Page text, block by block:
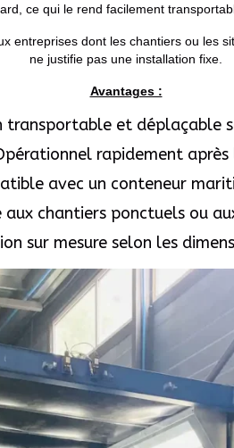
ce qui le rend facilement
entreprises dont les chantiers ou les
ne justifie pas une installation fixe.
Avantages :
transportable et déplaçable
rapidement après
avec un conteneur
aux chantiers ponctuels ou
sur mesure selon les